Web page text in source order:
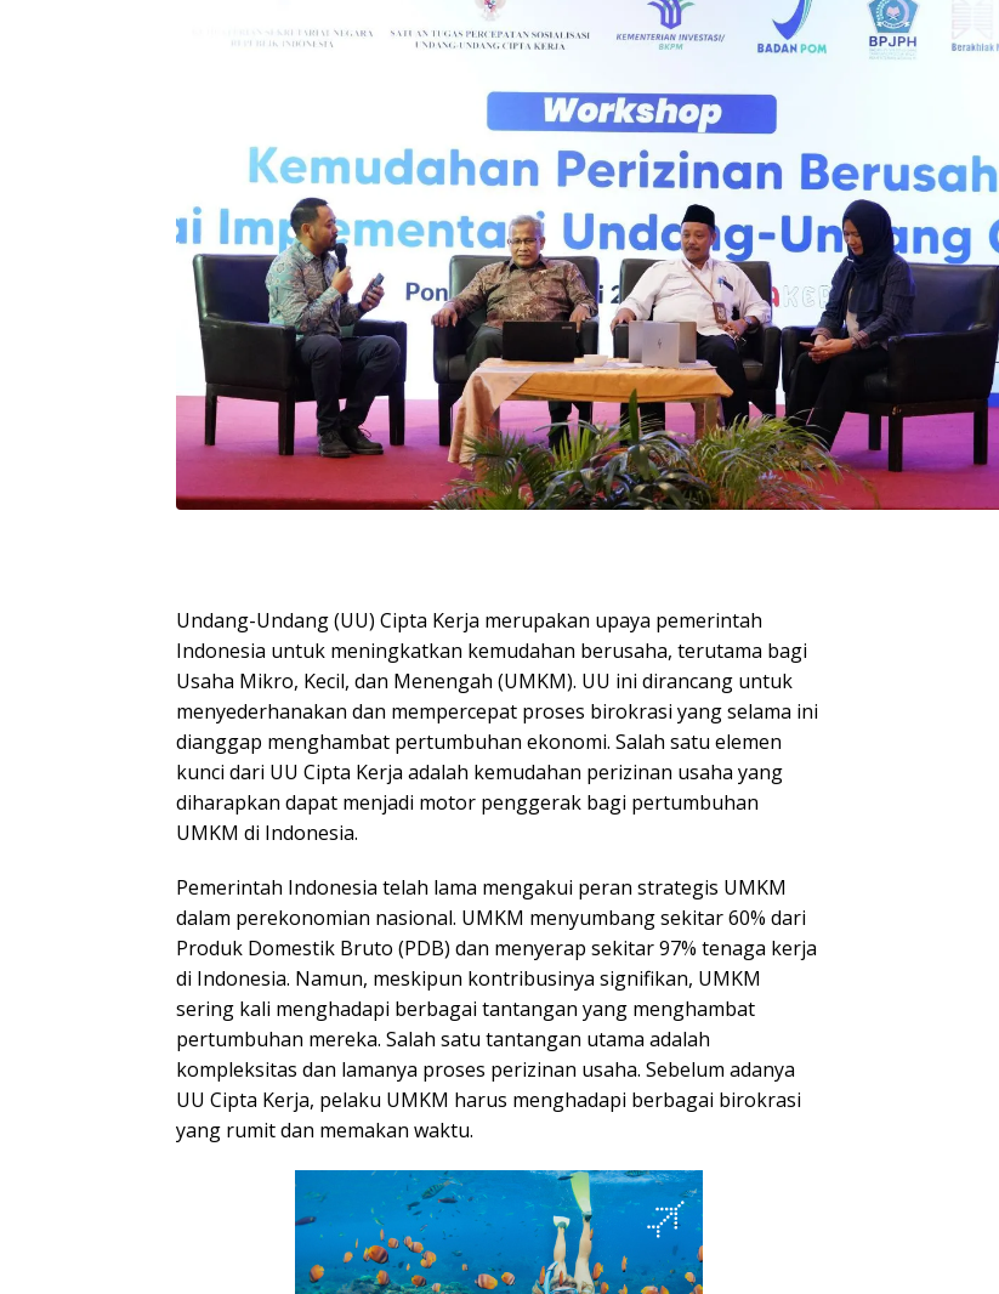
Undang-Undang (UU) Cipta Kerja merupakan upaya pemerintah
Indonesia untuk meningkatkan kemudahan berusaha, terutama bagi
Usaha Mikro, Kecil, dan Menengah (UMKM). UU ini dirancang untuk
menyederhanakan dan mempercepat proses birokrasi yang selama ini
dianggap menghambat pertumbuhan ekonomi. Salah satu elemen
kunci dari UU Cipta Kerja adalah kemudahan perizinan usaha yang
diharapkan dapat menjadi motor penggerak bagi pertumbuhan
UMKM di Indonesia.
Pemerintah Indonesia telah lama mengakui peran strategis UMKM
dalam perekonomian nasional. UMKM menyumbang sekitar 60% dari
Produk Domestik Bruto (PDB) dan menyerap sekitar 97% tenaga kerja
di Indonesia. Namun, meskipun kontribusinya signifikan, UMKM
sering kali menghadapi berbagai tantangan yang menghambat
pertumbuhan mereka. Salah satu tantangan utama adalah
kompleksitas dan lamanya proses perizinan usaha. Sebelum adanya
UU Cipta Kerja, pelaku UMKM harus menghadapi berbagai birokrasi
yang rumit dan memakan waktu.